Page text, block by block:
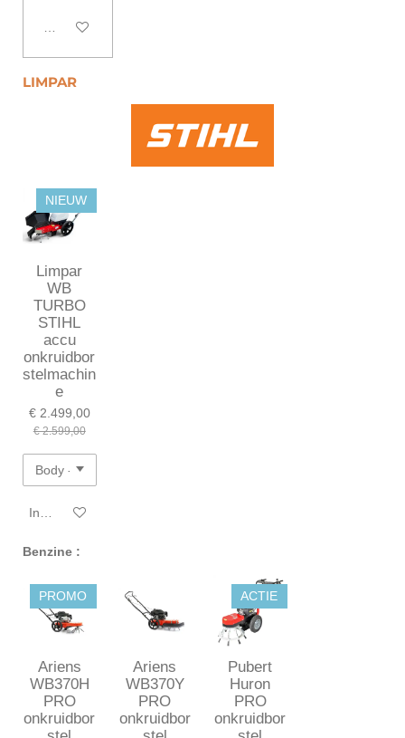
In winkelwagen
LIMPAR
NIEUW
Limpar
WB
TURBO
STIHL
accu
onkruidbor
stelmachin
e
€ 2.499,00
€ 2.599,00
In winkelwagen
Benzine :
PROMO
Ariens
WB370H
PRO
onkruidbor
Ariens
WB370Y
PRO
onkruidbor
ACTIE
Pubert
Huron
PRO
onkruidbor